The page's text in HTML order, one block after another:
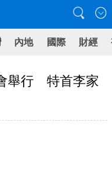
內地 國際 財經
舉行 特首李家